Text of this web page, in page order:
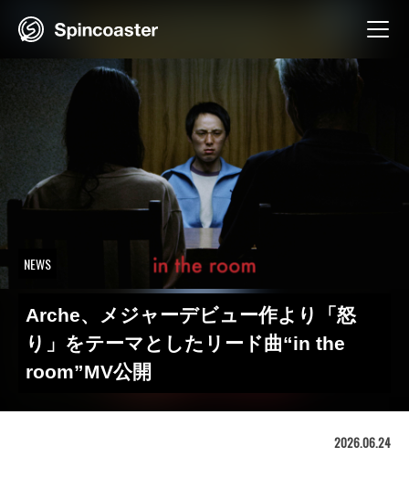
NEWS
Arche、メジャーデビュー作より「怒
り」をテーマとしたリード曲“in the
room”MV公開
2026.06.24